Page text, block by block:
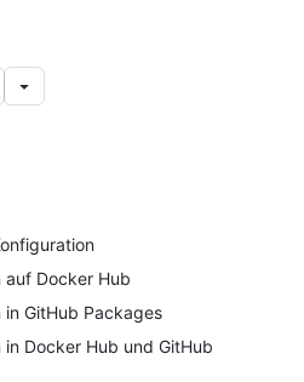
auf Docker Hub
GitHub Packages
Docker Hub und GitHub